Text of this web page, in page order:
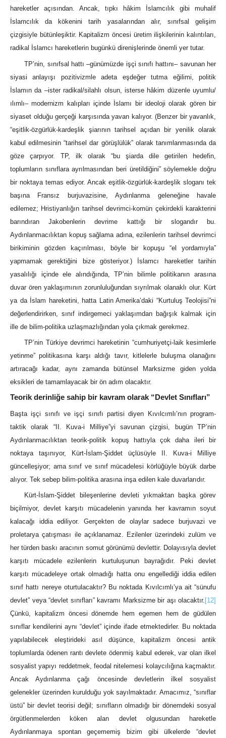
hareketler açısından. Ancak, tıpkı hâkim İslamcılık gibi muhalif
İslamcılık da kökenini tarih yasalarından alır, sınıfsal gelişim
çizgisiyle bütünleşiktir. Kapitalizm öncesi üretim ilişkilerinin kalıntıları,
radikal İslamcı hareketlerin bugünkü direnişlerinde önemli yer tutar.
TP’nin, sınıfsal hattı –günümüzde işçi sınıfı hattını– savunan her
siyasi anlayışı pozitivizmle adeta eşdeğer tutma eğilimi, politik
İslamın da –ister radikal/silahlı olsun, isterse hâkim düzenle uyumlu/
ılımlı– modernizm kalıpları içinde İslamı bir ideoloji olarak gören bir
siyaset olduğu gerçeği karşısında yavan kalıyor. (Benzer bir yavanlık,
“eşitlik-özgürlük-kardeşlik şiarının tarihsel açıdan bir yenilik olarak
kabul edilmesinin “tarihsel dar görüşlülük” olarak tanımlanmasında da
göze çarpıyor. TP, ilk olarak “bu şiarda dile getirilen hedefin,
toplumların sınıflara ayrılmasından beri üretildiğini” söylemekle doğru
bir noktaya temas ediyor. Ancak eşitlik-özgürlük-kardeşlik sloganı tek
başına Fransız burjuvazisine, Aydınlanma geleneğine havale
edilemez; Hristiyanlığın tarihsel devrimci-komün çekirdekli karakterini
barındıran Jakobenlerin devrime kattığı bir slogandır bu.
Aydınlanmacılıktan kopuş sağlama adına, ezilenlerin tarihsel devrimci
birikiminin gözden kaçırılması, böyle bir kopuşu “el yordamıyla”
yapmamak gerektiğini bize gösteriyor.) İslamcı hareketler tarihin
yasalılığı içinde ele alındığında, TP’nin bilimle politikanın arasına
duvar ören yaklaşımının zorunluluğundan sıyrılmak olanaklı olur. Kürt
ya da İslam hareketini, hatta Latin Amerika’daki “Kurtuluş Teolojisi”ni
değerlendirirken, sınıf indirgemeci yaklaşımdan bağışık kalmak için
ille de bilim-politika uzlaşmazlığından yola çıkmak gerekmez.
TP’nin Türkiye devrimci hareketinin “cumhuriyetçi-laik kesimlerle
yetinme” politikasına karşı aldığı tavır, kitlelerle buluşma olanağını
artıracağı kadar, aynı zamanda bütünsel Marksizme giden yolda
eksikleri de tamamlayacak bir ön adım olacaktır.
Teorik derinliğe sahip bir kavram olarak “Devlet Sınıfları”
Başta işçi sınıfı ve işçi sınıfı partisi diyen Kıvılcımlı’nın program-
taktik olarak “II. Kuva-i Milliye”yi savunan çizgisi, bugün TP’nin
Aydınlanmacılıktan teorik-politik kopuş hattıyla çok daha ileri bir
noktaya taşınıyor, Kürt-İslam-Şiddet üçlüsüyle II. Kuva-i Milliye
güncelleşiyor; ama sınıf ve sınıf mücadelesi körlüğüyle büyük darbe
alıyor. Tek sebep bilim-politika arasına inşa edilen kale duvarlarıdır.
Kürt-İslam-Şiddet bileşenlerine devleti yıkmaktan başka görev
biçilmiyor, devlet karşıtı mücadelenin yanında her kavramın soyut
kalacağı iddia ediliyor. Gerçekten de olaylar sadece burjuvazi ve
proletarya çatışması ile açıklanamaz. Ezilenler üzerindeki zulüm ve
her türden baskı aracının somut görünümü devlettir. Dolayısıyla devlet
karşıtı mücadele ezilenlerin kurtuluşunun bayrağıdır. Peki devlet
karşıtı mücadeleye ortak olmadığı hatta onu engellediği iddia edilen
sınıf hattı nereye oturtulacaktır? Bu noktada Kıvılcımlı’ya ait “sünufu
devlet” veya “devlet sınıfları” kavramı Marksizme bir aşı olacaktır. [12]
Çünkü, kapitalizm öncesi dönemde hem egemen hem de güdülen
sınıflar kendilerini aynı “devlet” içinde ifade etmektedirler. Bu noktada
yapılabilecek eleştirideki asıl düşünce, kapitalizm öncesi antik
toplumlarda ödenen rantı devlete ödenmiş kabul ederek, var olan ilkel
sosyalist yapıyı reddetmek, feodal nitelemesi kolaycılığına kaçmaktır.
Ancak Aydınlanma çağı öncesinde devletlerin ilkel sosyalist
gelenekler üzerinden kurulduğu yok sayılmaktadır. Amacımız, “sınıflar
üstü” bir devlet teorisi değil; sınıfların olmadığı bir dönemdeki sosyal
örgütlenmelerden köken alan devlet olgusundan hareketle
Aydınlanmaya spontan geçememiş bizim gibi ülkelerde “devlet